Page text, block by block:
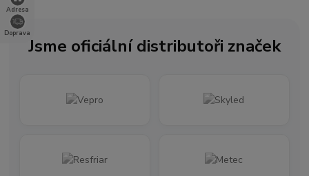
Adresa
Doprava
Jsme oficiální distributoři značek